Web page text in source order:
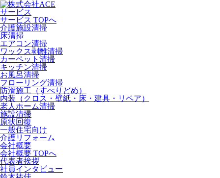
サービス
サービス TOPへ
介護施設清掃
床清掃
エアコン清掃
ワックス剥離清掃
カーペット清掃
キッチン清掃
お風呂清掃
フローリング清掃
防滑施工（すべりどめ）
内装（クロス・壁紙・床・建具・リペア）
老人ホーム清掃
施設清掃
原状回復
一般住宅向け
介護リフォーム
会社概要
会社概要 TOPへ
代表者挨拶
社員インタビュー